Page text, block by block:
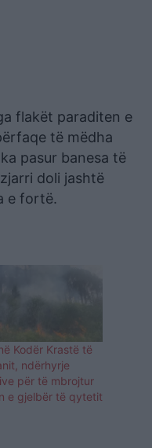
flakët paraditen e
të mëdha
pasur banesa të
doli jashtë
e fortë.
Kodër Krastë të
ndërhyrje
për të mbrojtur
e gjelbër të qytetit